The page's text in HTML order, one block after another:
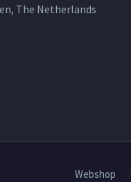
The Netherlands
Webshop